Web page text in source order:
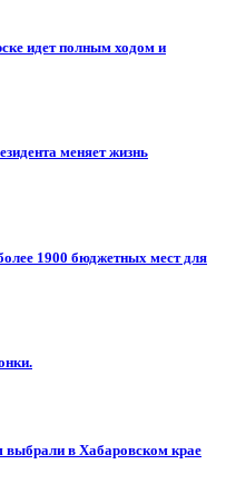
идет полным ходом и
меняет жизнь
1900 бюджетных мест для
выбрали в Хабаровском крае